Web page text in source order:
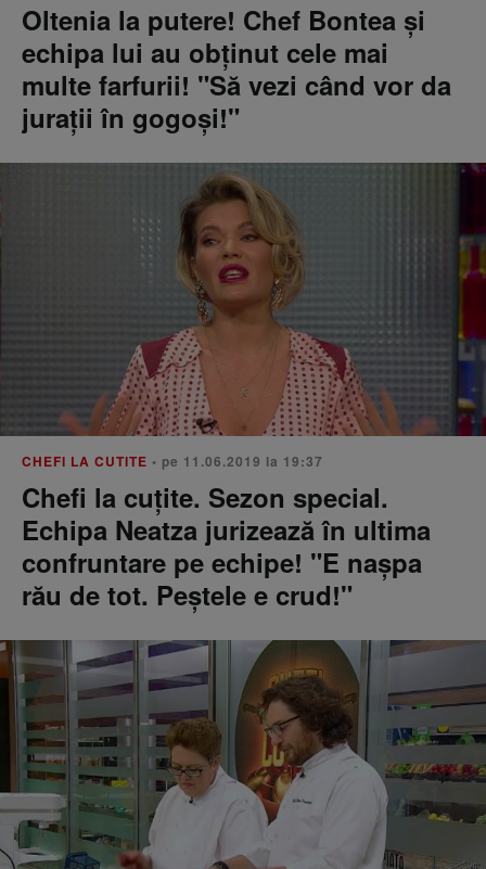
Oltenia la putere! Chef Bontea şi
echipa lui au obţinut cele mai
multe farfurii! "Să vezi când vor da
juraţii în gogoşi!"
CHEFI LA CUTITE • pe 11.06.2019 la 19:37
Chefi la cuțite. Sezon special.
Echipa Neatza jurizează în ultima
confruntare pe echipe! "E naşpa
rău de tot. Peştele e crud!"